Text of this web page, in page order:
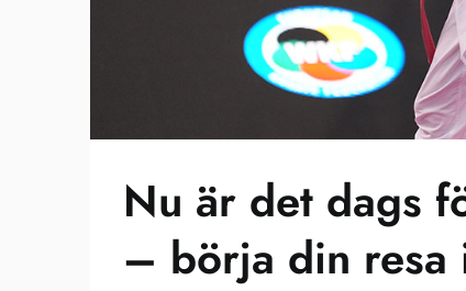
Nu är det dags
– börja din resa